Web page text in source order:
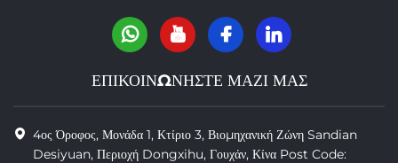
ΕΠΙΚΟΙΝΩΝΗΣΤΕ ΜΑΖΙ ΜΑΣ
4ος Όροφος, Μονάδα 1, Κτίριο 3, Βιομηχανική Ζώνη Sandian
Desiyuan, Περιοχή Dongxihu, Γουχάν, Κίνα Post Code: